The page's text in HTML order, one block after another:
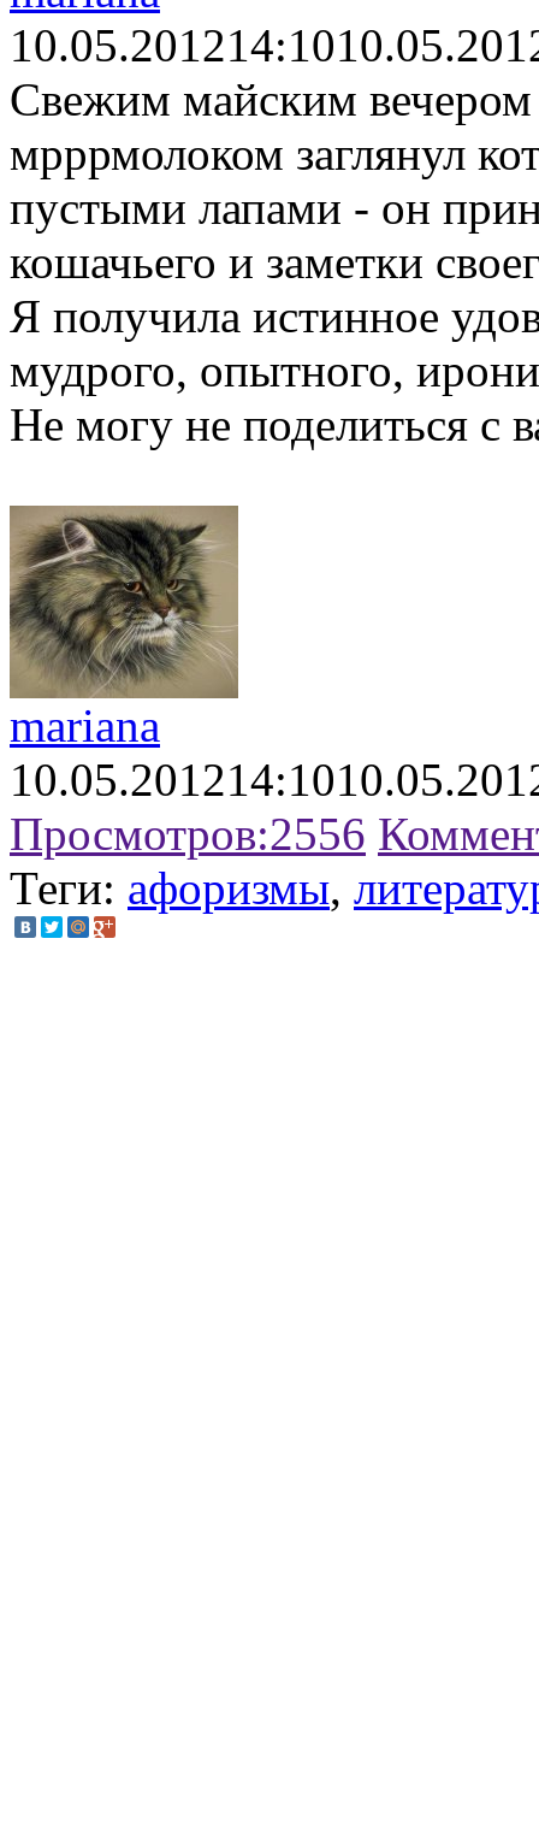
10.05.201214:10
Свежим майским вечером
мрррмолоком заглянул
пустыми лапами - он
кошачьего и заметки
Я получила истинное
мудрого, опытного,
Не могу не поделиться с
mariana
10.05.201214:10
Просмотров:2556
Теги: афоризмы,